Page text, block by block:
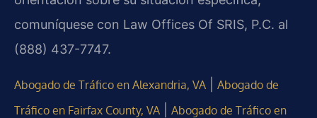
comuníquese con Law Offices Of SRIS, P.C. al
(888) 437-7747.
Abogado de Tráfico en Alexandria, VA
Abogado de
Tráfico en Fairfax County, VA
Abogado de Tráfico en